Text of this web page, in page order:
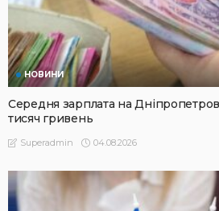
НОВИНИ
Середня зарплата на
тисяч гривень
Superadmin 04.08.2026